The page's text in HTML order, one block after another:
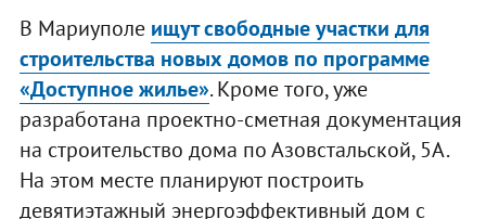
В Мариуполе ищут свободные участки для
строительства новых домов по программе
«Доступное жилье». Кроме того, уже
разработана проектно-сметная документация
на строительство дома по Азовстальской, 5А.
На этом месте планируют построить
девятиэтажный энергоэффективный дом с